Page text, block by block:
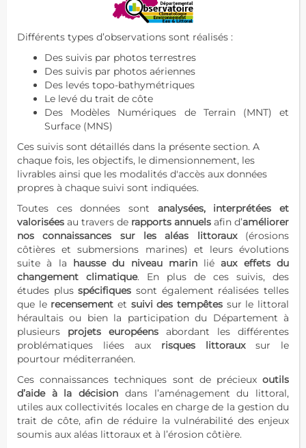
Différents types d’observations sont réalisés :
Des suivis par photos terrestres
Des suivis par photos aériennes
Des levés topo-bathymétriques
Le levé du trait de côte
Des Modèles Numériques de Terrain (MNT) et
Surface (MNS)
Ces suivis sont détaillés dans la présente section. A
chaque fois, les objectifs, le dimensionnement, les
livrables ainsi que les modalités d'accès aux données
propres à chaque suivi sont indiquées.
Toutes ces données sont analysées, interprétées et
valorisées au travers de rapports annuels afin d’améliorer
nos connaissances sur les aléas littoraux(érosions
côtières et submersions marines) et leurs évolutions
suite à la
hausse du niveau marinliéaux effets du
changement climatique. En plus de ces suivis, des
études plusspécifiques sont également réalisées telles
que le recensement et suivi des tempêtes sur le littoral
héraultais ou bien la participation du Département à
plusieurs projets européens abordant les différentes
problématiques liées aux risques littorauxsur le
pourtour méditerranéen.
Ces connaissances techniques sont de précieux outils
d’aide à la décision dans l’aménagement du littoral,
utiles aux collectivités locales en charge de la gestion du
trait de côte, afin de réduire la vulnérabilité des enjeux
soumis aux aléas littoraux et à l’érosion côtière.